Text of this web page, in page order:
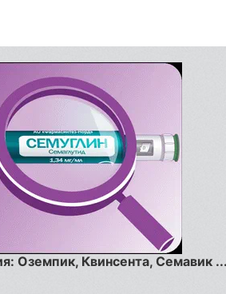
Оземпик, Квинсента, Семавик